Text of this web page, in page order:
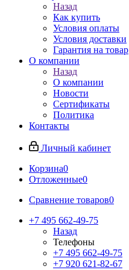
Назад
Как купить
Условия оплаты
Условия доставки
Гарантия на товар
О компании
Назад
О компании
Новости
Сертификаты
Политика
Контакты
Личный кабинет
Корзина0
Отложенные0
Сравнение товаров0
+7 495 662-49-75
Назад
Телефоны
+7 495 662-49-75
+7 920 621-82-67